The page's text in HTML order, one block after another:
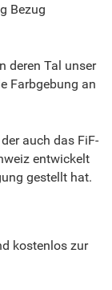
Bezug
deren Tal unser
Farbgebung an
auch das FiF-
entwickelt
gestellt hat.
kostenlos zur